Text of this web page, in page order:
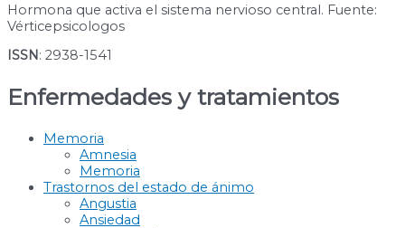
Hormona que activa el sistema nervioso central. Fuente:
Vérticepsicologos
ISSN: 2938-1541
Enfermedades y tratamientos
Memoria
Amnesia
Memoria
Trastornos del estado de ánimo
Angustia
Ansiedad